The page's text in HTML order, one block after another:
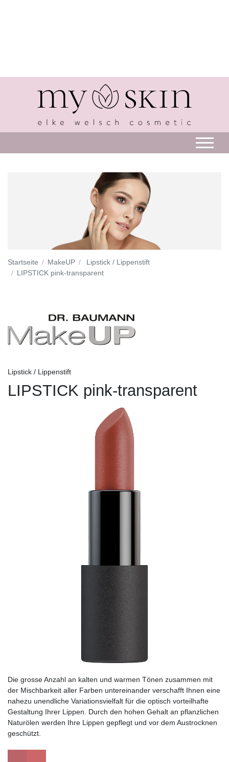
Startseite MakeUP
Lipstick / Lippenstift
LIPSTICK pink-transparent
Lipstick / Lippenstift
LIPSTICK pink-transparent
Die grosse Anzahl an kalten und warmen Tönen zusammen mit
der Mischbarkeit aller Farben untereinander verschafft Ihnen eine
nahezu unendliche Variationsvielfalt für die optisch vorteilhafte
Gestaltung Ihrer Lippen. Durch den hohen Gehalt an pflanzlichen
Naturölen werden Ihre Lippen gepflegt und vor dem Austrocknen
geschützt.